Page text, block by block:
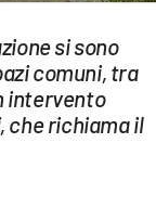
si sono
comuni, tra
intervento
che richiama il